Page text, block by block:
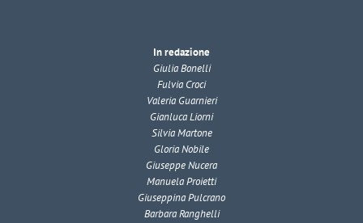
In redazione
Giulia Bonelli
Fulvia Croci
Valeria Guarnieri
Gianluca Liorni
Silvia Martone
Gloria Nobile
Giuseppe Nucera
Manuela Proietti
Giuseppina Pulcrano
Barbara Ranghelli